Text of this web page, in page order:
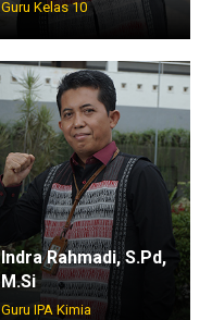
Guru Kelas 10
Indra Rahmadi, S.Pd,
M.Si
Guru IPA Kimia